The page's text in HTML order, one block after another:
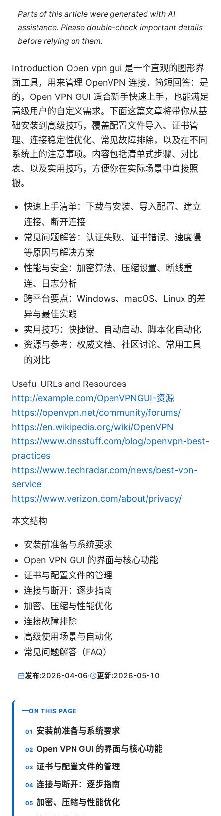
Parts of this article were generated with AI
assistance. Please double-check important details
before relying on them.
Introduction Open vpn gui 是一个直观的图形界
面工具，用来管理 OpenVPN 连接。简短回答：是
的，Open VPN GUI 适合新手快速上手，也能满足
高级用户的自定义需求。下面这篇文章将带你从基
础安装到高级技巧，覆盖配置文件导入、证书管
理、连接稳定性优化、常见故障排除，以及在不同
系统上的注意事项。内容包括清单式步骤、对比
表、以及实用技巧，方便你在实际场景中直接照
搬。
快速上手清单：下载与安装、导入配置、建立
连接、断开连接
常见问题解答：认证失败、证书错误、速度慢
等原因与解决方案
性能与安全：加密算法、压缩设置、断线重
连、日志分析
跨平台要点：Windows、macOS、Linux 的差
异与最佳实践
实用技巧：快捷键、自动启动、脚本化自动化
资源与参考：权威文档、社区讨论、常用工具
的对比
Useful URLs and Resources
http://example.com/OpenVPNGUI-资源
https://openvpn.net/community/forums/
https://en.wikipedia.org/wiki/OpenVPN
https://www.dnsstuff.com/blog/openvpn-best-
practices
https://www.techradar.com/news/best-vpn-
service
https://www.verizon.com/about/privacy/
本文结构
安装前准备与系统要求
Open VPN GUI 的界面与核心功能
证书与配置文件的管理
连接与断开：逐步指南
加密、压缩与性能优化
连接故障排除
高级使用场景与自动化
常见问题解答（FAQ）
发布:2026-04-06· 更新:2026-05-10
ON THIS PAGE
安装前准备与系统要求
Open VPN GUI 的界面与核心功能
证书与配置文件的管理
连接与断开：逐步指南
加密、压缩与性能优化